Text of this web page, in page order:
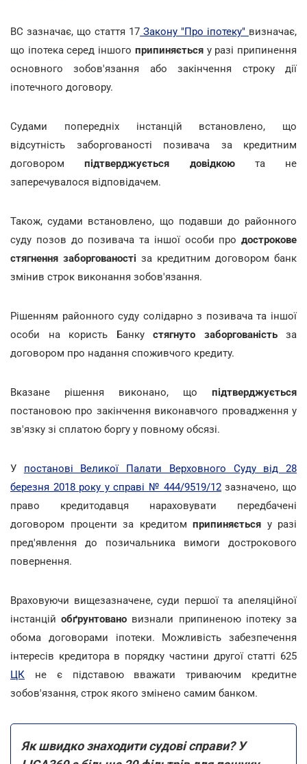
ВС зазначає, що стаття 17 Закону "Про іпотеку" визначає,
що іпотека серед іншого припиняєтьсяу разі припинення
основного зобов'язання або закінчення строку дії
іпотечного договору.
Судами попередніх інстанцій встановлено, що
відсутність заборгованості позивача за кредитним
договоромпідтверджується довідкоюта не
заперечувалося відповідачем.
Також, судами встановлено, що подавши до районного
суду позов до позивача та іншої особи про дострокове
стягнення заборгованості за кредитним договором банк
змінив строк виконання зобов'язання.
Рішенням районного суду солідарно з позивача та іншої
особи на користь Банку стягнуто заборгованістьза
договором про надання споживчого кредиту.
Вказане рішення виконано, що підтверджується
постановою про закінчення виконавчого провадження у
зв'язку зі сплатою боргу у повному обсязі.
У постанові Великої Палати Верховного Суду від 28
березня 2018 року у справі № 444/9519/12зазначено, що
право кредитодавця нараховувати передбачені
договором проценти за кредитом припиняється у разі
пред'явлення до позичальника вимоги дострокового
повернення.
Враховуючи вищезазначене, суди першої та апеляційної
інстанційобґрунтовано визнали припиненою іпотеку за
обома договорами іпотеки. Можливість забезпечення
інтересів кредитора в порядку частини другої статті 625
ЦК не є підставою вважати триваючим кредитне
зобов'язання, строк якого змінено самим банком.
Як швидко знаходити судові справи? У